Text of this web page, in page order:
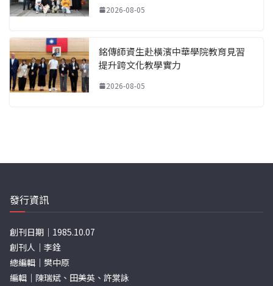
2026-08-05
銘傳師資生赴橫濱中華學院教育見習
提升跨文化教學實力
2026-08-05
發行資訊
創刊日期｜1985.10.07
創刊人｜李銓
總編輯｜樊中原
編輯｜陳瑞斌、田美英、許棠詠